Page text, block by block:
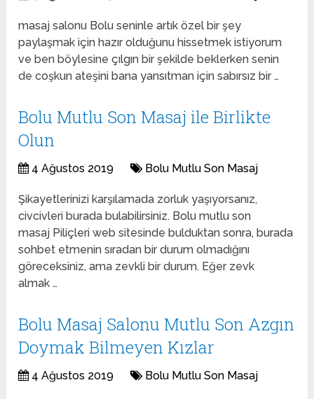
masaj salonu Bolu seninle artık özel bir şey
paylaşmak için hazır olduğunu hissetmek istiyorum
ve ben böylesine çılgın bir şekilde beklerken senin
de coşkun ateşini bana yansıtman için sabırsız bir …
Bolu Mutlu Son Masaj ile Birlikte
Olun
4 Ağustos 2019 Bolu Mutlu Son Masaj
Şikayetlerinizi karşılamada zorluk yaşıyorsanız,
civcivleri burada bulabilirsiniz. Bolu mutlu son
masaj Piliçleri web sitesinde bulduktan sonra, burada
sohbet etmenin sıradan bir durum olmadığını
göreceksiniz, ama zevkli bir durum. Eğer zevk
almak …
Bolu Masaj Salonu Mutlu Son Azgın
Doymak Bilmeyen Kızlar
4 Ağustos 2019 Bolu Mutlu Son Masaj